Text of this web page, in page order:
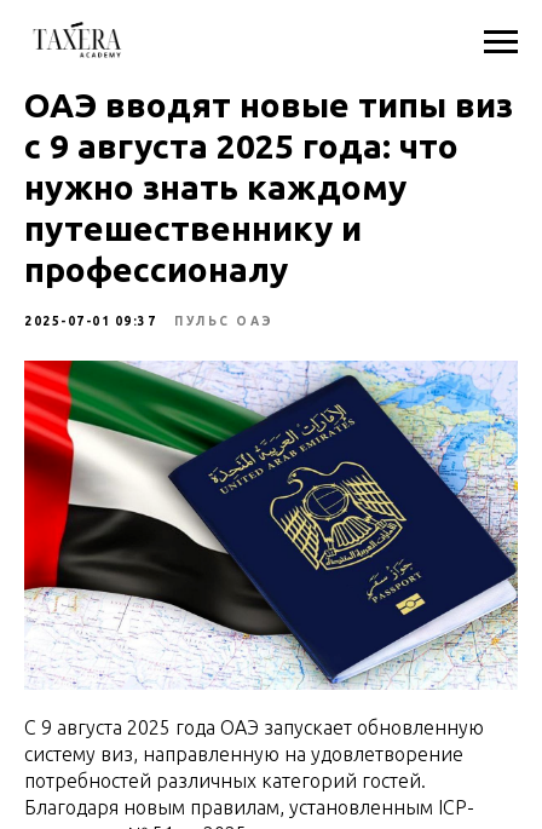
ОАЭ вводят новые типы виз
с 9 августа 2025 года: что
нужно знать каждому
путешественнику и
профессионалу
2025-07-01 09:37 ПУЛЬС ОАЭ
С 9 августа 2025 года ОАЭ запускает обновленную
систему виз, направленную на удовлетворение
потребностей различных категорий гостей.
Благодаря новым правилам, установленным ICP-